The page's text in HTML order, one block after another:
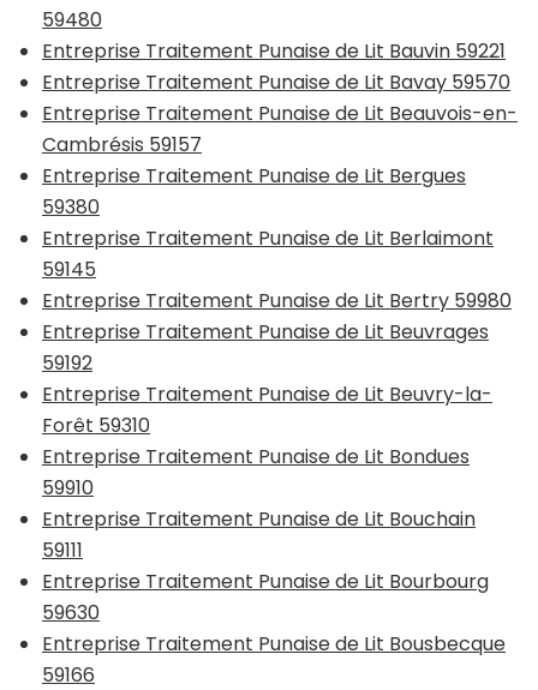
59480
Entreprise Traitement Punaise de Lit Bauvin 59221
Entreprise Traitement Punaise de Lit Bavay 59570
Entreprise Traitement Punaise de Lit Beauvois-en-
Cambrésis 59157
Entreprise Traitement Punaise de Lit Bergues
59380
Entreprise Traitement Punaise de Lit Berlaimont
59145
Entreprise Traitement Punaise de Lit Bertry 59980
Entreprise Traitement Punaise de Lit Beuvrages
59192
Entreprise Traitement Punaise de Lit Beuvry-la-
Forêt 59310
Entreprise Traitement Punaise de Lit Bondues
59910
Entreprise Traitement Punaise de Lit Bouchain
59111
Entreprise Traitement Punaise de Lit Bourbourg
59630
Entreprise Traitement Punaise de Lit Bousbecque
59166